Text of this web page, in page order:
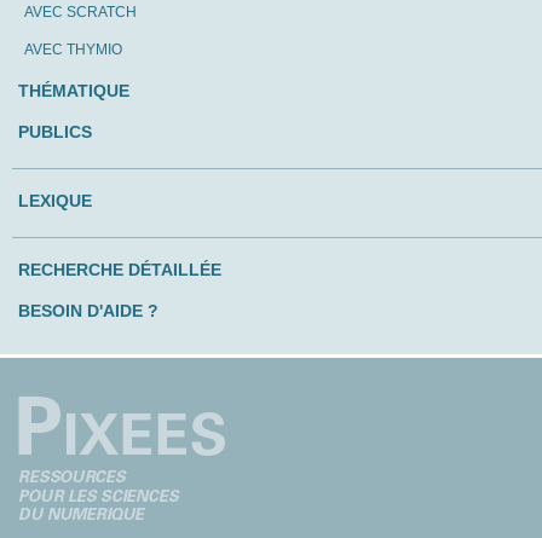
AVEC SCRATCH
AVEC THYMIO
THÉMATIQUE
PUBLICS
LEXIQUE
RECHERCHE DÉTAILLÉE
BESOIN D'AIDE ?